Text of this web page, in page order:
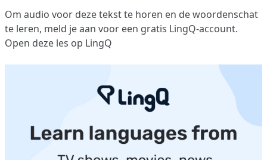
Om audio voor deze tekst te horen en de woordenschat
te leren, meld je aan voor een gratis LingQ-account.
Open deze les op LingQ